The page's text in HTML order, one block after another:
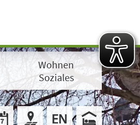
Wohnen
Soziales